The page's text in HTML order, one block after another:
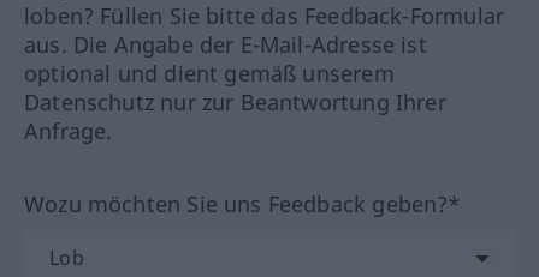
loben? Füllen Sie bitte das Feedback-Formular
aus. Die Angabe der E-Mail-Adresse ist
optional und dient gemäß unserem
Datenschutz nur zur Beantwortung Ihrer
Anfrage.
Wozu möchten Sie uns Feedback geben?*